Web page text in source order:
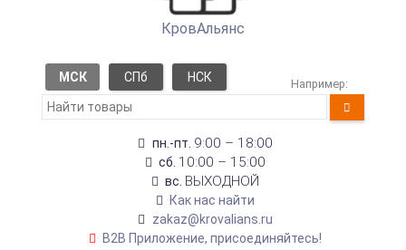
КровАльянс
МСК СПб НСК Например:
пн.-пт. 9:00 – 18:00
сб. 10:00 – 15:00
вс. ВЫХОДНОЙ
Как нас найти
zakaz@krovalians.ru
B2B Приложение, присоединяйтесь!